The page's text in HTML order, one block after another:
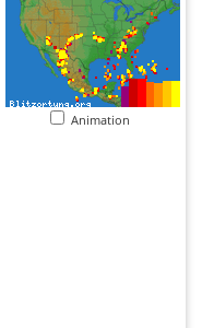
Animation